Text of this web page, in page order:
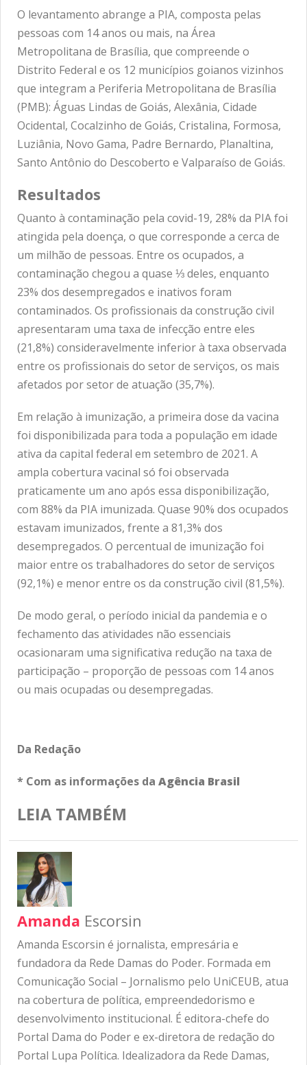
O levantamento abrange a PIA, composta pelas
pessoas com 14 anos ou mais, na Área
Metropolitana de Brasília, que compreende o
Distrito Federal e os 12 municípios goianos vizinhos
que integram a Periferia Metropolitana de Brasília
(PMB): Águas Lindas de Goiás, Alexânia, Cidade
Ocidental, Cocalzinho de Goiás, Cristalina, Formosa,
Luziânia, Novo Gama, Padre Bernardo, Planaltina,
Santo Antônio do Descoberto e Valparaíso de Goiás.
Resultados
Quanto à contaminação pela covid-19, 28% da PIA foi
atingida pela doença, o que corresponde a cerca de
um milhão de pessoas. Entre os ocupados, a
contaminação chegou a quase ⅓ deles, enquanto
23% dos desempregados e inativos foram
contaminados. Os profissionais da construção civil
apresentaram uma taxa de infecção entre eles
(21,8%) consideravelmente inferior à taxa observada
entre os profissionais do setor de serviços, os mais
afetados por setor de atuação (35,7%).
Em relação à imunização, a primeira dose da vacina
foi disponibilizada para toda a população em idade
ativa da capital federal em setembro de 2021. A
ampla cobertura vacinal só foi observada
praticamente um ano após essa disponibilização,
com 88% da PIA imunizada. Quase 90% dos ocupados
estavam imunizados, frente a 81,3% dos
desempregados. O percentual de imunização foi
maior entre os trabalhadores do setor de serviços
(92,1%) e menor entre os da construção civil (81,5%).
De modo geral, o período inicial da pandemia e o
fechamento das atividades não essenciais
ocasionaram uma significativa redução na taxa de
participação – proporção de pessoas com 14 anos
ou mais ocupadas ou desempregadas.
Da Redação
* Com as informações da Agência Brasil
LEIA TAMBÉM
Amanda Escorsin
Amanda Escorsin é jornalista, empresária e
fundadora da Rede Damas do Poder. Formada em
Comunicação Social – Jornalismo pelo UniCEUB, atua
na cobertura de política, empreendedorismo e
desenvolvimento institucional. É editora-chefe do
Portal Dama do Poder e ex-diretora de redação do
Portal Lupa Política. Idealizadora da Rede Damas,